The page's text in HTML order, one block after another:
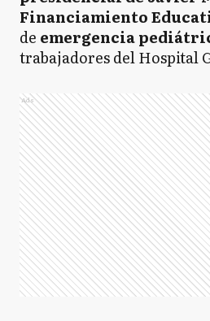
Financiamiento
de emergencia
trabajadores del Hospital
Ads